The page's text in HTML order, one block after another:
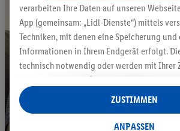
verarbeiten Ihre Daten auf unseren
App (gemeinsam: „Lidl-Dienste“) mittels
Techniken, mit denen eine Speicherung
Informationen in Ihrem Endgerät erfolgt.
technisch notwendig oder werden mit Ihrer
auch durch Partner (u.a.
Verantwortliche; im Zusammenhang mit dem
insgesamt
Statistik-Erstellung oder für personalisierte
ANPASSEN
ZUSTIMMEN